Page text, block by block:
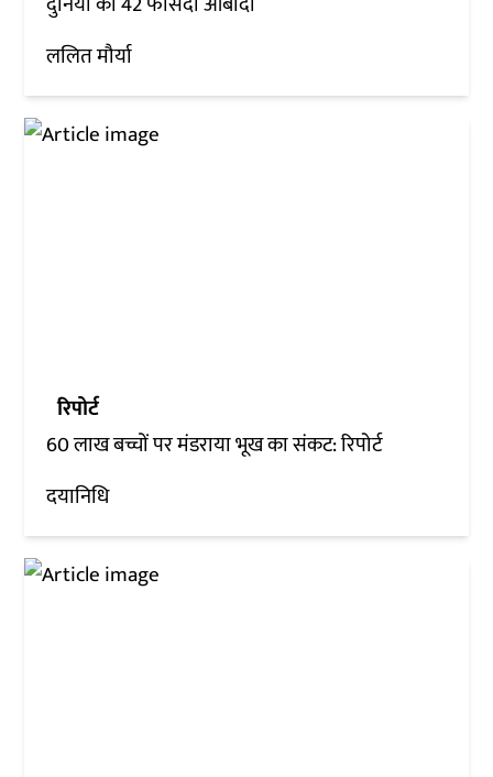
ललित मौर्या
रिपोर्ट
60 लाख बच्चों पर मंडराया भूख का संकट: रिपोर्ट
दयानिधि